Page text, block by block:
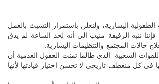
اليسارية، ولنعلن باستمرار التشبث بالعمل
ننبه الرفيقة منيب الى أنه لحد الساعة لم يدق
حالات المجتمع والتنظيمات اليسارية.
الشعبية- الذي طالما تمنت العقول العدمية أن
في كل منعطف تاريخي لا تحسن اختيار قيادتها لأنها